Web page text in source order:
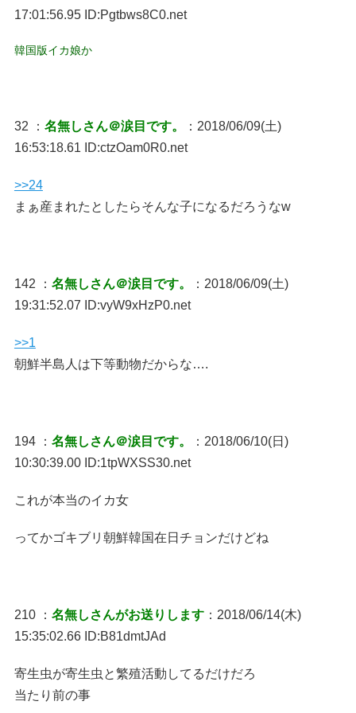
17:01:56.95 ID:Pgtbws8C0.net
韓国版イカ娘か
32 ： 名無しさん＠涙目です。
：2018/06/09(土)
16:53:18.61 ID:ctzOam0R0.net
>>24
まぁ産まれたとしたらそんな子になるだろうなw
142 ： 名無しさん＠涙目です。
：2018/06/09(土)
19:31:52.07 ID:vyW9xHzP0.net
>>1
朝鮮半島人は下等動物だからな….
194 ： 名無しさん＠涙目です。
：2018/06/10(日)
10:30:39.00 ID:1tpWXSS30.net
これが本当のイカ女
ってかゴキブリ朝鮮韓国在日チョンだけどね
210 ： 名無しさんがお送りします：2018/06/14(木)
15:35:02.66 ID:B81dmtJAd
寄生虫が寄生虫と繁殖活動してるだけだろ
当たり前の事